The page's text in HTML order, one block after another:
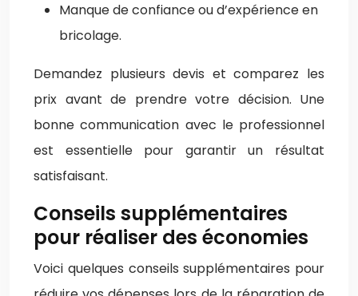
Manque de confiance ou d’expérience en
bricolage.
Demandez plusieurs devis et comparez les
prix avant de prendre votre décision. Une
bonne communication avec le professionnel
est essentielle pour garantir un résultat
satisfaisant.
Conseils supplémentaires
pour réaliser des économies
Voici quelques conseils supplémentaires pour